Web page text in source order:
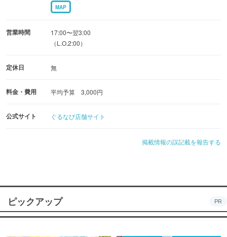
MAP
営業時間
17:00〜翌3:00
（L.O.2:00）
定休日 無
料金・費用 平均予算 3,000円
公式サイト ぐるなび店舗サイト
掲載情報の誤記載を報告する
ピックアップ PR